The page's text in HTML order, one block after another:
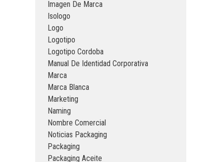
Imagen De Marca
Isologo
Logo
Logotipo
Logotipo Cordoba
Manual De Identidad Corporativa
Marca
Marca Blanca
Marketing
Naming
Nombre Comercial
Noticias Packaging
Packaging
Packaging Aceite